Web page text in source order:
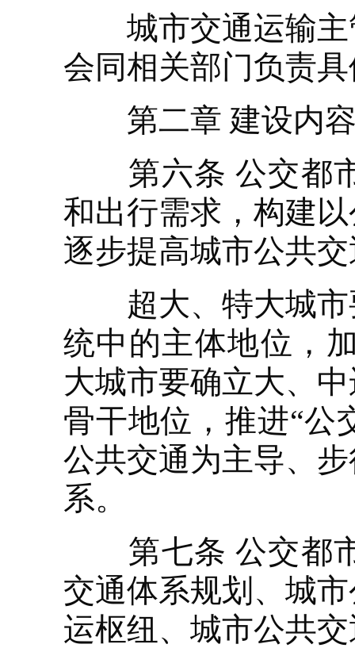
城市交通运输主
会同相关部门负责
第二章 建设内
第六条 公交都市
和出行需求，构建
逐步提高城市公共
超大、特大城市
统中的主体地位，
大城市要确立大、
骨干地位，推进“公
公共交通为主导、
系。
第七条 公交都市
交通体系规划、城
运枢纽、城市公共